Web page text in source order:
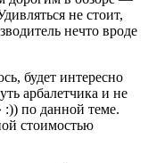
не стоит,
нечто вроде
будет интересно
арбалетчика и не
:)) по данной теме.
стоимостью